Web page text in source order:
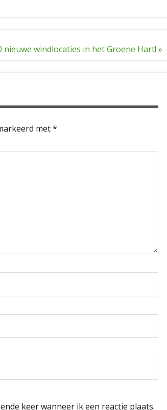
nieuwe windlocaties in het Groene Hart! »
met*
keer wanneer ik een reactie plaats.